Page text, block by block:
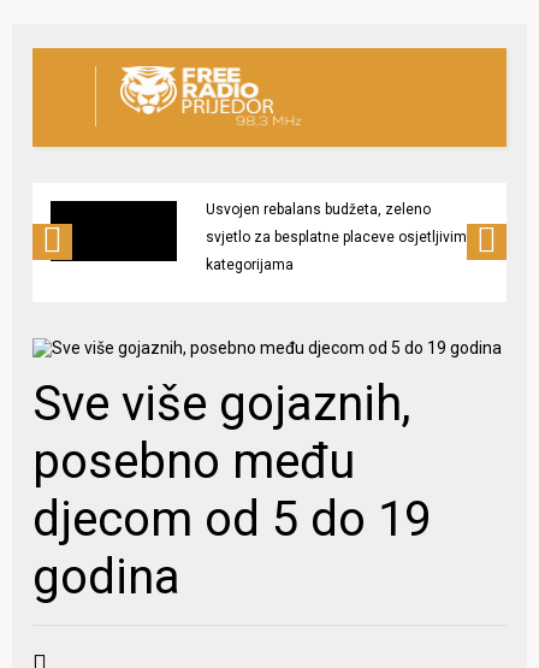
Usvojen rebalans budžeta, zeleno
svjetlo za besplatne placeve osjetljivim
kategorijama
Sve više gojaznih,
posebno među
djecom od 5 do 19
godina